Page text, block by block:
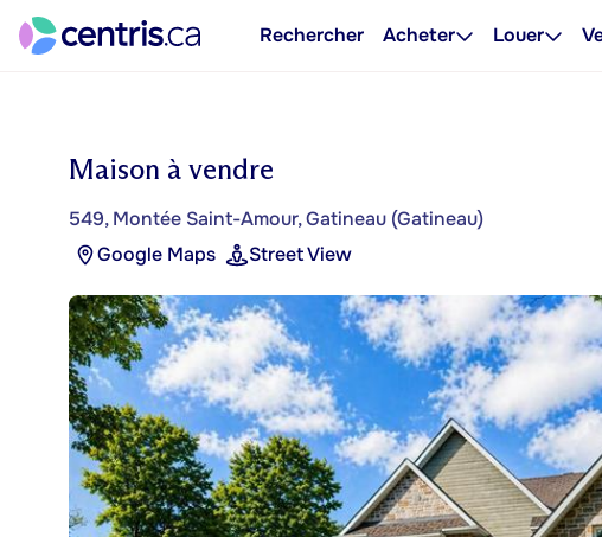
Rechercher Acheter Louer
Maison à vendre
549, Montée Saint-Amour, Gatineau (Gatineau)
Google Maps
Street View